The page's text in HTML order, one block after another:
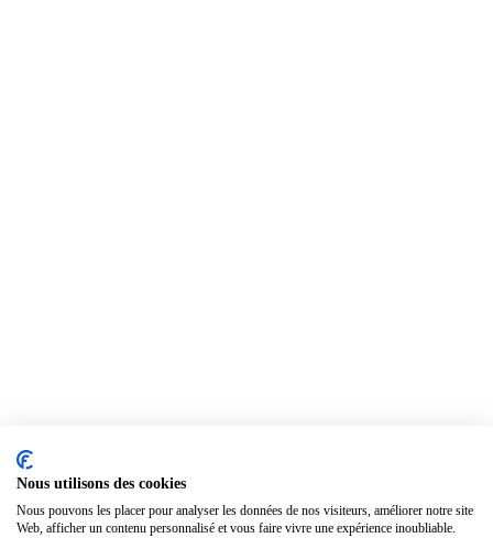
Nous utilisons des cookies
Nous pouvons les placer pour analyser les données de nos visiteurs, améliorer notre site
Web, afficher un contenu personnalisé et vous faire vivre une expérience inoubliable.